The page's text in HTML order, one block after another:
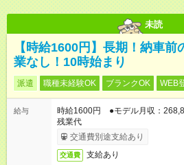
未読
【時給1600円】長期！納車
業なし！10時始まり
派遣 職種未経験OK ブランクOK WEB
給与
時給1600円 ●モデル月収：
残業代
交通費別途支給あり
交通費 支給あり